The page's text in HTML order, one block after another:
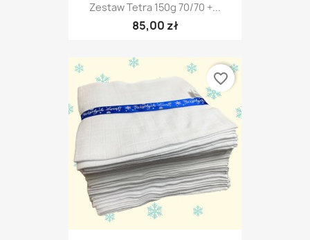
Zestaw Tetra 150g 70/70 +...
85,00 zł
favorite_border